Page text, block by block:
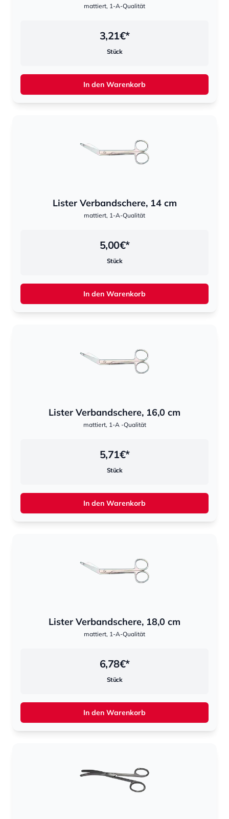
mattiert, 1-A-Qualität
3,21€*
Stück
In den Warenkorb
Lister Verbandschere, 14 cm
mattiert, 1-A-Qualität
5,00€*
Stück
In den Warenkorb
Lister Verbandschere, 16,0 cm
mattiert, 1-A -Qualität
5,71€*
Stück
In den Warenkorb
Lister Verbandschere, 18,0 cm
mattiert, 1-A-Qualität
6,78€*
Stück
In den Warenkorb